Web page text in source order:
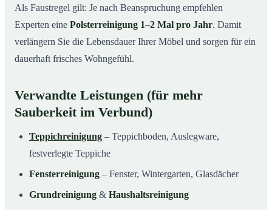
Als Faustregel gilt: Je nach Beanspruchung empfehlen
Experten eine Polsterreinigung 1–2 Mal pro Jahr. Damit
verlängern Sie die Lebensdauer Ihrer Möbel und sorgen für ein
dauerhaft frisches Wohngefühl.
Verwandte Leistungen (für mehr
Sauberkeit im Verbund)
Teppichreinigung – Teppichboden, Auslegware,
festverlegte Teppiche
Fensterreinigung – Fenster, Wintergarten, Glasdächer
Grundreinigung & Haushaltsreinigung